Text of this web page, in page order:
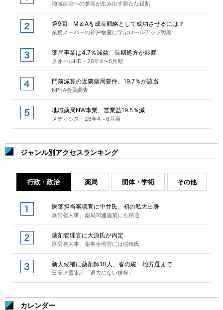
地域自治への参画が生み出す新たな役割
第9回 M＆Aを成長戦略として成功させるには？
業務スーパーの神戸物産に学ぶロールアップ戦略
薬局事業は4.7％減益、長期処方が影響
クオールHD・26年4〜6月期
門前減算の近隣薬局要件、19.7％が該当
NPhA会員調査
地域薬局NW事業、営業益19.5％減
メディシス・26年4～6月期
ジャンル別アクセスランキング
行政・政治 薬局 団体・学術 その他
医薬担当審議官に中井氏、初の私大出身
厚労省人事、薬局関連施策にも精通
薬剤管理官に大原氏が内定
厚労省人事、薬事企画官には稲角氏
新人候補に薬剤師10人、春の統一地方選まで
日薬連盟集計「過去にない規模」
カレンダー